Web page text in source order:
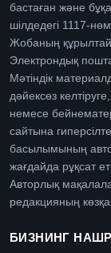
бастаған және
шілдедегі 1117-
Жобаның
Электрондық
Мәтіндік
дәйексөз
немесе
сайтына
басылымының
жағдайда рұқсат
Авторлық
редакцияның
БИЗНИНГ